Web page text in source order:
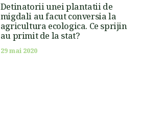
Detinatorii unei plantatii de
migdali au facut conversia la
agricultura ecologica. Ce sprijin
au primit de la stat?
29 mai 2020